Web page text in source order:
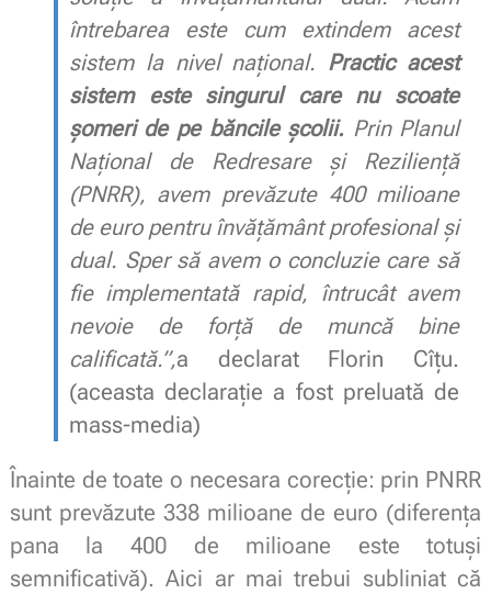
întrebarea este cum extindem acest
sistem la nivel național. Practic acest
sistem este singurul care nu scoate
șomeri de pe băncile școlii. Prin Planul
Național de Redresare și Reziliență
(PNRR), avem prevăzute 400 milioane
de euro pentru învățământ profesional și
dual. Sper să avem o concluzie care să
fie implementată rapid, întrucât avem
nevoie de forță de muncă bine
calificată.”,a declarat Florin Cîțu.
(aceasta declarație a fost preluată de
mass-media)
Înainte de toate o necesara corecție: prin PNRR
sunt prevăzute 338 milioane de euro (diferența
pana la 400 de milioane este totuși
semnificativă). Aici ar mai trebui subliniat că